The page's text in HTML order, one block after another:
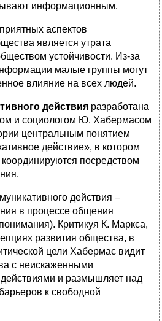
информационным.
аспектов
является утрата
устойчивости. Из-за
малые группы могут
влияние на всех людей.
действия разработана
и социологом Ю. Хабермасом
центральным понятием
действие», в котором
координируются посредством
действия –
в процессе общения
Критикуя К. Маркса,
развития общества, в
цели Хабермас видит
с неискаженными
и размышляет над
к свободной